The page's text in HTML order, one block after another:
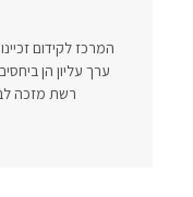
המרכז לקידום
ערך עליון הן
רשת מזכה